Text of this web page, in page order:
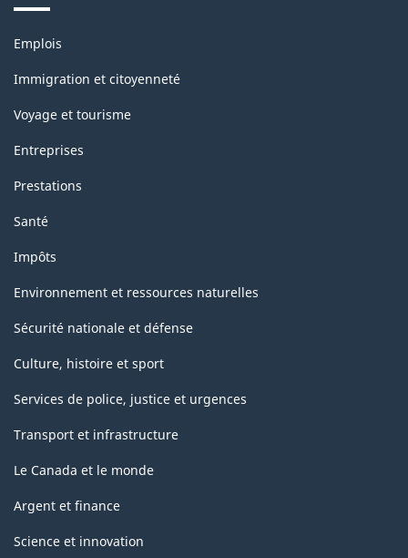
Thèmes
sujets
Emplois
Immigration et citoyenneté
Voyage et tourisme
Entreprises
Prestations
Santé
Impôts
Environnement et ressources naturelles
Sécurité nationale et défense
Culture, histoire et sport
Services de police, justice et urgences
Transport et infrastructure
Le Canada et le monde
Argent et finance
Science et innovation